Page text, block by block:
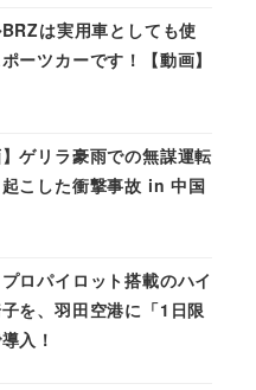
は実用車としても使
ーツカーです！【動画】
】ゲリラ豪雨での無謀運転
こした衝撃事故 in 中国
ロパイロット搭載のハイ
を、羽田空港に「1日限
入！